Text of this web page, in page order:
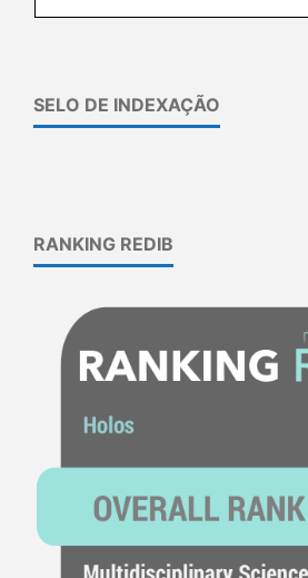
SELO DE INDEXAÇÃO
RANKING REDIB